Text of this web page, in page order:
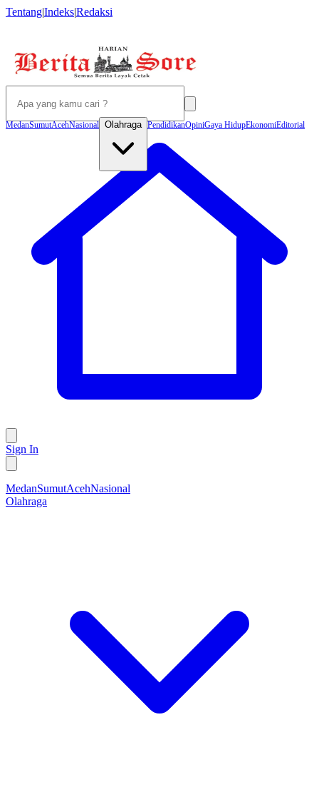
Tentang|Indeks|Redaksi
MedanSumutAcehNasional Olahraga PendidikanOpiniGaya HidupEkonomiEditorial
Sign In
MedanSumutAcehNasional
Olahraga